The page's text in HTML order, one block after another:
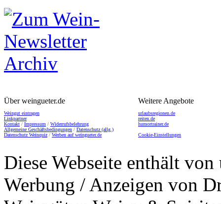
Über weingueter.de
Weingut eintragen
Linkpartner
Kontakt / Impressum / Widerrufsbelehrung
Allgemeine Geschäftsbedingungen / Datenschutz (allg.)
Datenschutz Weinquiz / Werben auf weingueter.de
Weitere Angebote
urlaubsregionen.de
reiten.de
humortrainer.de
Cookie-Einstellungen
Diese Webseite enthält
Werbung / Anzeigen von